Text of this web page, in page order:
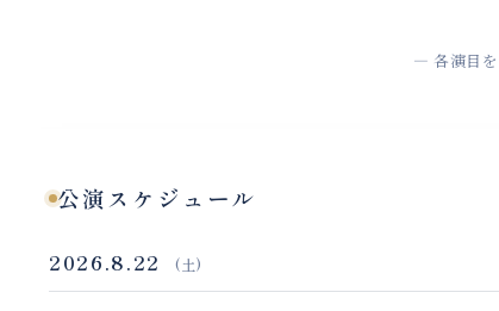
― 各演目を
公演スケジュール
2026.8.22 (土)